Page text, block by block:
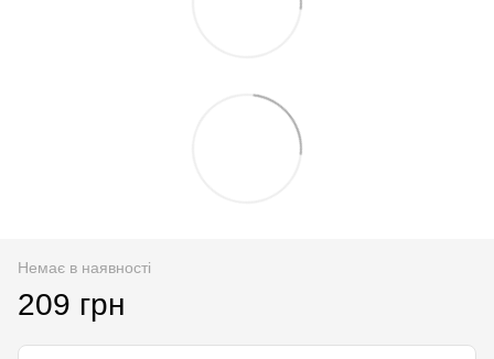
Немає в наявності
209 грн